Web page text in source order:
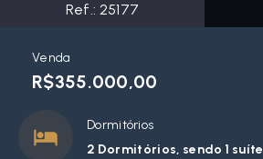
Ref.: 25177
Venda
R$355.000,00
Dormitórios
2 Dormitórios, sendo 1 suíte